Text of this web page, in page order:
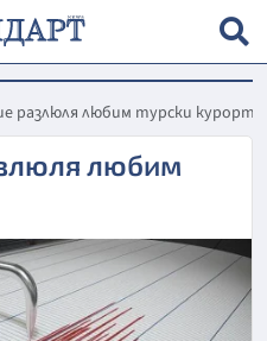
разлюля любим турски курорт
любим